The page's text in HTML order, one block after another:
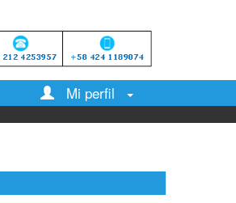
Mi perfil